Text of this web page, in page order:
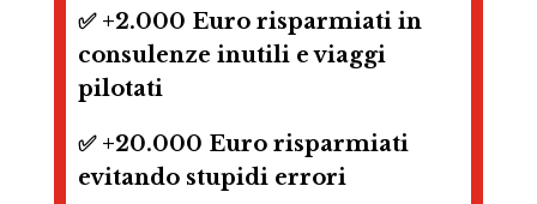
✅ +2.000 Euro risparmiati in
consulenze inutili e viaggi
pilotati
✅ +20.000 Euro risparmiati
evitando stupidi errori